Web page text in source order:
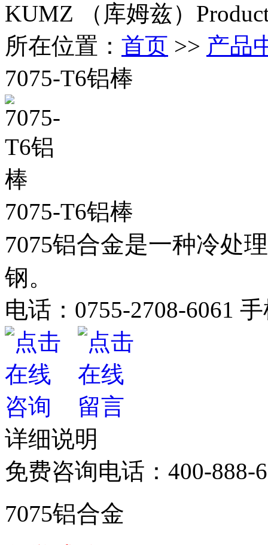
KUMZ （库姆兹）
所在位置： 首页 >> 产品
7075-T6铝棒
7075-T6铝棒
7075铝合金是一种冷处
钢。
电话： 0755-2708-6061
详细说明
免费咨询电话： 400-888-
7075铝合金